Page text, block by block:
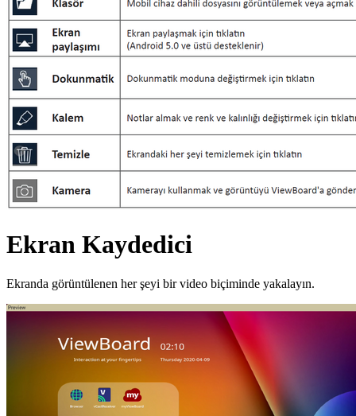
Ekran Kaydedici
Ekranda görüntülenen her şeyi bir video biçiminde yakalayın.